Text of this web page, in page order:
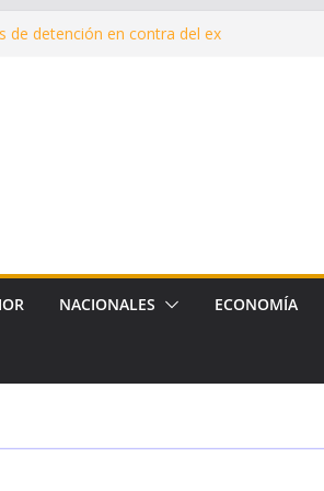
de detención en contra del ex
y después del embarazo
de Malvinas en el corazón
reposición de más de 120
Tradición y Smata
NACIONALES ECONOMÍA